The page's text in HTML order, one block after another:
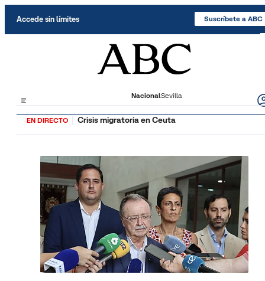
Accede sin límites Suscríbete a ABC
NacionalSevilla
EN DIRECTO Crisis migratoria en Ceuta